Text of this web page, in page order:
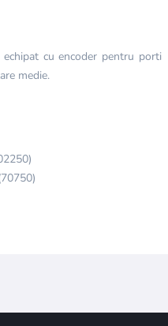
cu encoder pentru porti
medie.